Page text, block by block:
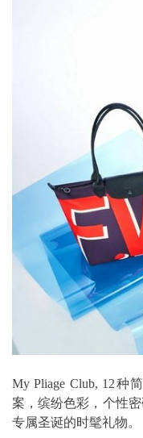
My Pliage Club, 12种
案，缤纷色彩，个性
专属圣诞的时髦礼物。